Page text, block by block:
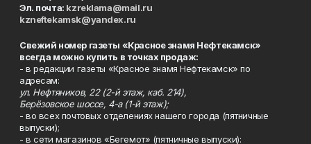
Эл. почта: kzreklama@mail.ru
kzneftekamsk@yandex.ru
Свежий номер газеты «Красное знамя Нефтекамск»
всегда можно купить в точках продаж:
- в редакции газеты «Красное знамя Нефтекамск» по
адресам:
ул. Нефтяников, 22 (2-й этаж, каб. 214),
Берёзовское шоссе, 4-а (1-й этаж);
- во всех почтовых отделениях нашего города (пятничные
выпуски);
- в сети магазинов «Бегемот» (пятничные выпуски):